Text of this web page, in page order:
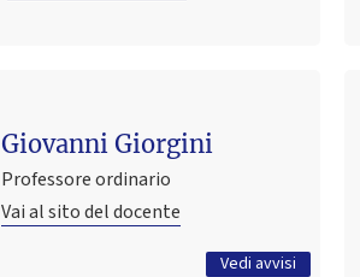
Giovanni Giorgini
Professore ordinario
Vai al sito del docente
Vedi avvisi
Ricevimento studenti - Office Hours
16 novembre 2021 10:43
Tutti gli avvisi